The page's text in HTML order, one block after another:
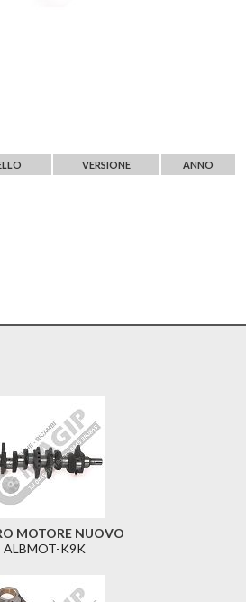
VERSIONE ANNO
MOTORE NUOVO
ALBMOT-K9K